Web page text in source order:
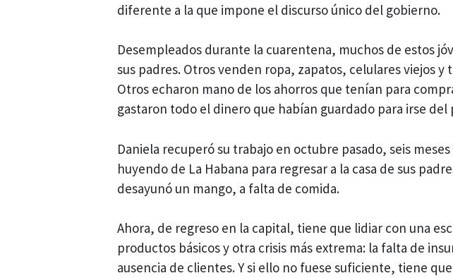
diferente a la que impone el discurso único del gobierno.
Desempleados durante la cuarentena, muchos de estos
sus padres. Otros venden ropa, zapatos, celulares viejos y
Otros echaron mano de los ahorros que tenían para
gastaron todo el dinero que habían guardado para irse del
Daniela recuperó su trabajo en octubre pasado, seis
huyendo de La Habana para regresar a la casa de sus
desayunó un mango, a falta de comida.
Ahora, de regreso en la capital, tiene que lidiar con una
productos básicos y otra crisis más extrema: la falta de
ausencia de clientes. Y si ello no fuese suficiente, tiene